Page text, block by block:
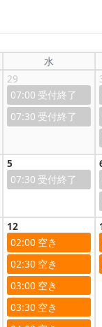
水
29
07:00
07:30
5
07:30
12
02:00
02:30
03:00
03:30